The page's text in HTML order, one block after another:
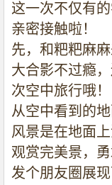
这一次不仅有
亲密接触啦！
先，和粑粑麻麻
大合影不过瘾
次空中旅行哦！
从空中看到的
风景是在地面
观赏完美景，
发个朋友圈展